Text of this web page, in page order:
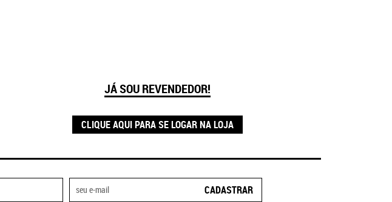
JÁ SOU REVENDEDOR!
CLIQUE AQUI PARA SE LOGAR NA LOJA
CADASTRAR